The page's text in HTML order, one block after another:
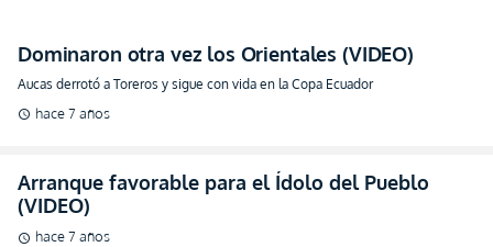
Dominaron otra vez los Orientales (VIDEO)
Aucas derrotó a Toreros y sigue con vida en la Copa Ecuador
schedule hace 7 años
Arranque favorable para el Ídolo del Pueblo
(VIDEO)
schedule hace 7 años